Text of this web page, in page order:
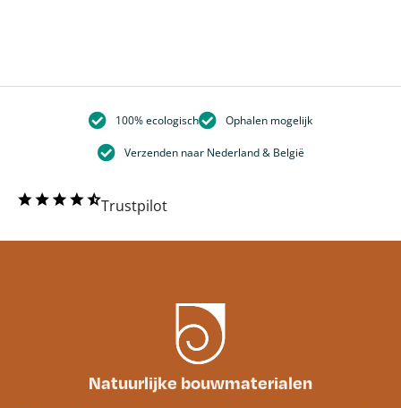
100% ecologisch Ophalen mogelijk
Verzenden naar Nederland & België
Trustpilot
Natuurlijke bouwmaterialen